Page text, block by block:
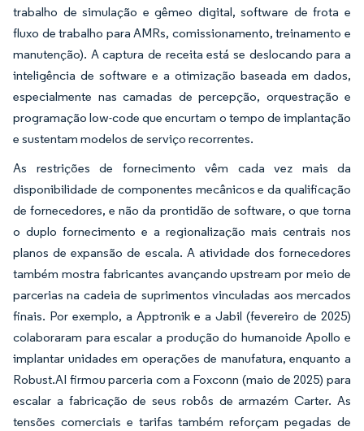
trabalho de simulação e gêmeo digital, software de frota e
fluxo de trabalho para AMRs, comissionamento, treinamento e
manutenção). A captura de receita está se deslocando para a
inteligência de software e a otimização baseada em dados,
especialmente nas camadas de percepção, orquestração e
programação low-code que encurtam o tempo de implantação
e sustentam modelos de serviço recorrentes.
As restrições de fornecimento vêm cada vez mais da
disponibilidade de componentes mecânicos e da qualificação
de fornecedores, e não da prontidão de software, o que torna
o duplo fornecimento e a regionalização mais centrais nos
planos de expansão de escala. A atividade dos fornecedores
também mostra fabricantes avançando upstream por meio de
parcerias na cadeia de suprimentos vinculadas aos mercados
finais. Por exemplo, a Apptronik e a Jabil (fevereiro de 2025)
colaboraram para escalar a produção do humanoide Apollo e
implantar unidades em operações de manufatura, enquanto a
Robust.AI firmou parceria com a Foxconn (maio de 2025) para
escalar a fabricação de seus robôs de armazém Carter. As
tensões comerciais e tarifas também reforçam pegadas de